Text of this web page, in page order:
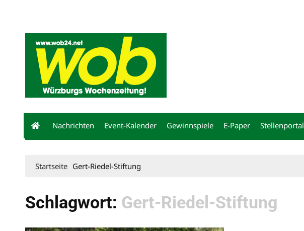
Nachrichten Event-Kalender Gewinnspiele E-Paper Stellenportal
Startseite Gert-Riedel-Stiftung
Schlagwort: Gert-Riedel-Stiftung